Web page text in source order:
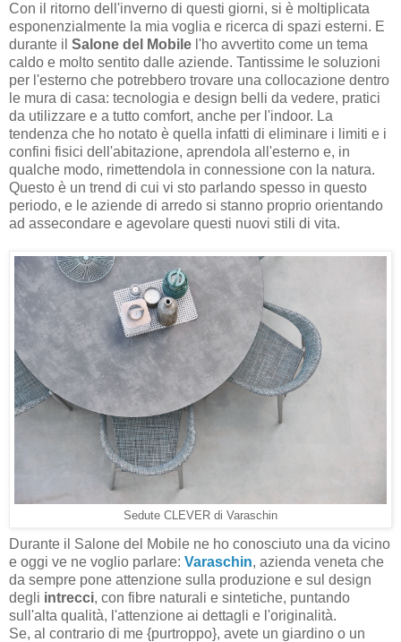
Con il ritorno dell'inverno di questi giorni, si è moltiplicata
esponenzialmente la mia voglia e ricerca di spazi esterni. E
durante il Salone del Mobile l'ho avvertito come un tema
caldo e molto sentito dalle aziende. Tantissime le soluzioni
per l'esterno che potrebbero trovare una collocazione dentro
le mura di casa: tecnologia e design belli da vedere, pratici
da utilizzare e a tutto comfort, anche per l'indoor. La
tendenza che ho notato è quella infatti di eliminare i limiti e i
confini fisici dell'abitazione, aprendola all'esterno e, in
qualche modo, rimettendola in connessione con la natura.
Questo è un trend di cui vi sto parlando spesso in questo
periodo, e le aziende di arredo si stanno proprio orientando
ad assecondare e agevolare questi nuovi stili di vita.
Sedute CLEVER di Varaschin
Durante il Salone del Mobile ne ho conosciuto una da vicino
e oggi ve ne voglio parlare: Varaschin, azienda veneta che
da sempre pone attenzione sulla produzione e sul design
degli intrecci, con fibre naturali e sintetiche, puntando
sull'alta qualità, l'attenzione ai dettagli e l'originalità.
Se, al contrario di me {purtroppo}, avete un giardino o un